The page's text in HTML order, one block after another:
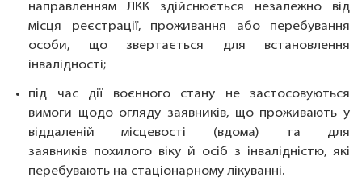
направленням ЛКК здійснюється незалежно від
місця реєстрації, проживання або перебування
особи, що звертається для встановлення
інвалідності;
під час дії воєнного стану не застосовуються
вимоги щодо огляду заявників, що проживають у
віддаленій місцевості (вдома) та для
заявників похилого віку й осіб з інвалідністю, які
перебувають на стаціонарному лікуванні.